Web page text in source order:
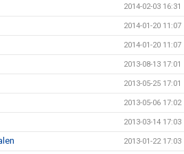
2014-02-03 16:31
2014-01-20 11:07
2014-01-20 11:07
2013-08-13 17:01
2013-05-25 17:01
2013-05-06 17:02
2013-03-14 17:03
2013-01-22 17:03